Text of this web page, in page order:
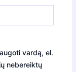
vardą, el.
nebereiktų